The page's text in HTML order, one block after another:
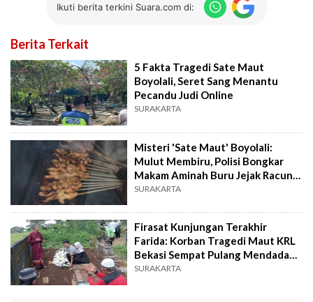
Ikuti berita terkini Suara.com di:
Berita Terkait
5 Fakta Tragedi Sate Maut
Boyolali, Seret Sang Menantu
Pecandu Judi Online
SURAKARTA
Misteri 'Sate Maut' Boyolali:
Mulut Membiru, Polisi Bongkar
Makam Aminah Buru Jejak Racun
Sianida
SURAKARTA
Firasat Kunjungan Terakhir
Farida: Korban Tragedi Maut KRL
Bekasi Sempat Pulang Mendadak
ke Boyolali
SURAKARTA